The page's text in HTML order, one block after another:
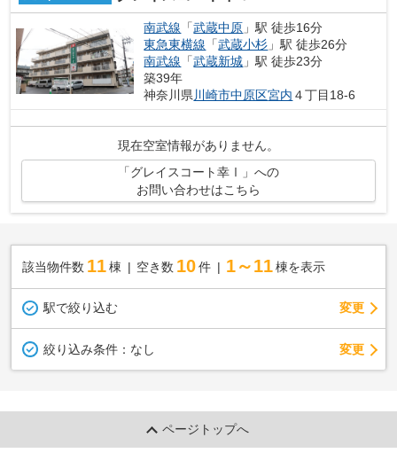
南武線 「武蔵中原 」駅 徒歩16分
東急東横線 「武蔵小杉 」駅 徒歩26分
南武線 「武蔵新城 」駅 徒歩23分
築39年
神奈川県 川崎市中原区宮内 ４丁目18-6
現在空室情報がありません。
「グレイスコート幸Ⅰ」への
お問い合わせはこちら
該当物件数 11棟 空き数 10 件 1～11 棟を表示
駅で絞り込む 変更
絞り込み条件： なし 変更
ページトップへ